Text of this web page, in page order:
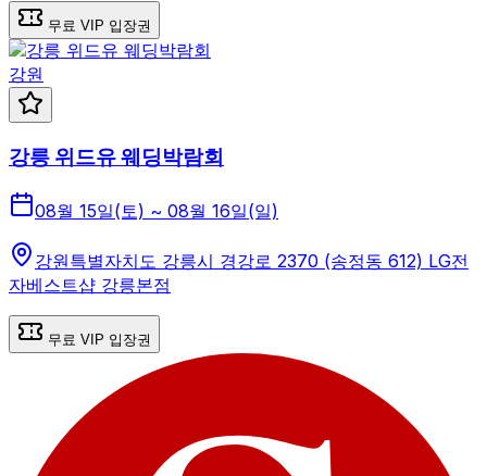
무료 VIP 입장권
강원
강릉 위드유 웨딩박람회
08월 15일(토) ~ 08월 16일(일)
강원특별자치도 강릉시 경강로 2370 (송정동 612) LG전
자베스트샵 강릉본점
무료 VIP 입장권